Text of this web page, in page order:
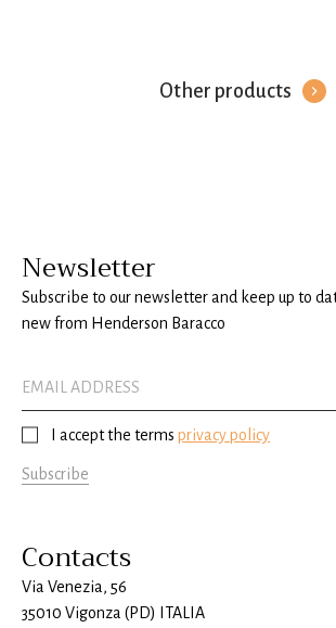
Other products
Newsletter
Subscribe to our newsletter and keep up to
new from Henderson Baracco
I accept the terms privacy policy
Subscribe
Contacts
Via Venezia, 56
35010 Vigonza (PD) ITALIA